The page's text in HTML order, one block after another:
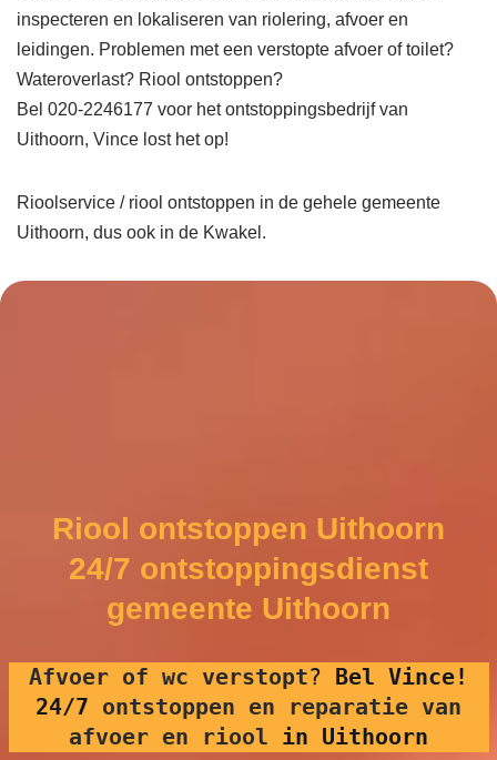
inspecteren en lokaliseren van riolering, afvoer en
leidingen. Problemen met een verstopte afvoer of toilet?
Wateroverlast? Riool ontstoppen?
Bel 020-2246177 voor het ontstoppingsbedrijf van
Uithoorn, Vince lost het op!
Rioolservice / riool ontstoppen in de gehele gemeente
Uithoorn, dus ook in de Kwakel.
Riool ontstoppen Uithoorn
24/7 ontstoppingsdienst
gemeente Uithoorn
Afvoer of wc verstopt? Bel Vince!
24/7 ontstoppen en reparatie van
afvoer en riool in Uithoorn